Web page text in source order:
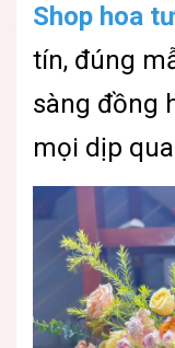
Shop hoa
tín, đúng
sàng đồng
mọi dịp